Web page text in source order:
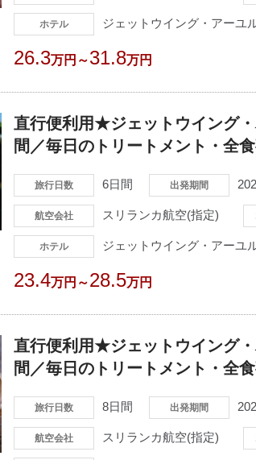
ホテル ジェットウイング・アーユ
26.3万円～31.8万円
直行便利用★ジェットウイング
間／毎日のトリートメント・全
旅行日数 6日間 出発期間
航空会社 スリランカ航空(指定)
ホテル ジェットウイング・アーユ
23.4万円～28.5万円
直行便利用★ジェットウイング
間／毎日のトリートメント・全
旅行日数 8日間 出発期間
航空会社 スリランカ航空(指定)